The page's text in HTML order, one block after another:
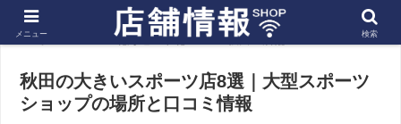
ホーム 北海道・東北 秋田の店舗
秋田の大きいスポーツ店8選｜大型スポーツ
ショップの場所と口コミ情報
メニュー 検索